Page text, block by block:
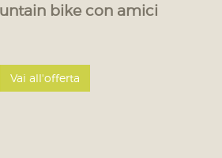
bike con amici
Vai all'offerta